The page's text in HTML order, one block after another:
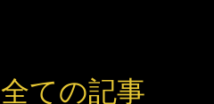
全ての記事